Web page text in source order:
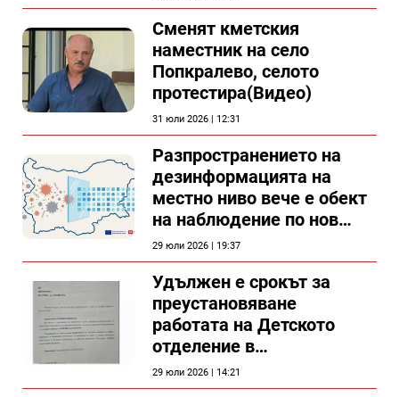
Сменят кметския
наместник на село
Попкралево, селото
протестира(Видео)
31 юли 2026 | 12:31
Разпространението на
дезинформацията на
местно ниво вече е обект
на наблюдение по нов
проект
29 юли 2026 | 19:37
Удължен е срокът за
преустановяване
работата на Детското
отделение в
силистренската болница
29 юли 2026 | 14:21